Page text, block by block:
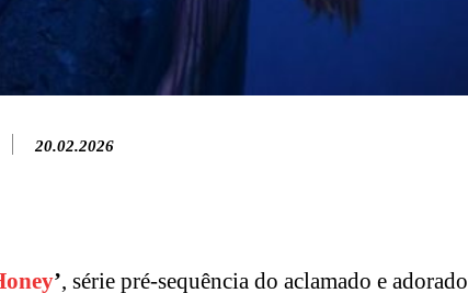
20.02.2026
’, série pré-sequência do aclamado e adorado